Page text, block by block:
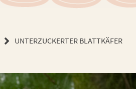
UNTERZUCKERTER BLATTKÄFER